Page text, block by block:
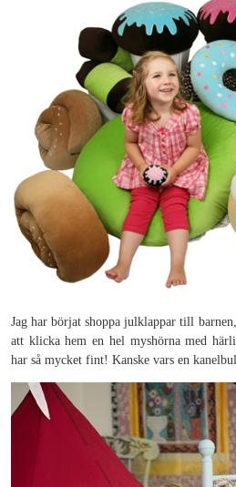
Jag har börjat shoppa julklappar till
att klicka hem en hel myshörna med
har så mycket fint! Kanske vars en